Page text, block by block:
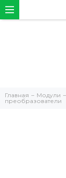
Главная Модули
преобразователи